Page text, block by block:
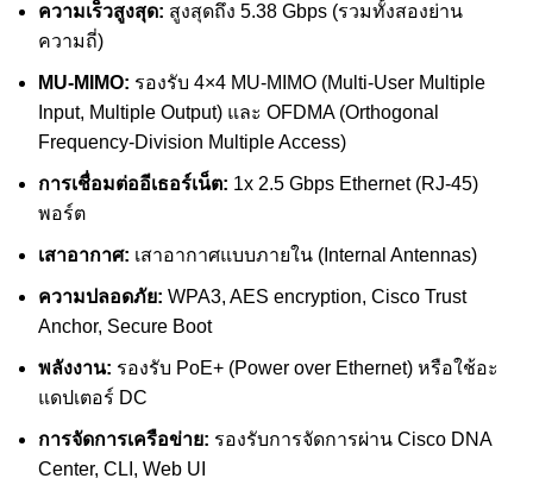
ความเร็วสูงสุด: สูงสุดถึง 5.38 Gbps (รวมทั้งสองย่าน
ความถี่)
MU-MIMO: รองรับ 4×4 MU-MIMO (Multi-User Multiple
Input, Multiple Output) และ OFDMA (Orthogonal
Frequency-Division Multiple Access)
การเชื่อมต่ออีเธอร์เน็ต: 1x 2.5 Gbps Ethernet (RJ-45)
พอร์ต
เสาอากาศ: เสาอากาศแบบภายใน (Internal Antennas)
ความปลอดภัย: WPA3, AES encryption, Cisco Trust
Anchor, Secure Boot
พลังงาน: รองรับ PoE+ (Power over Ethernet) หรือใช้อะ
แดปเตอร์ DC
การจัดการเครือข่าย: รองรับการจัดการผ่าน Cisco DNA
Center, CLI, Web UI